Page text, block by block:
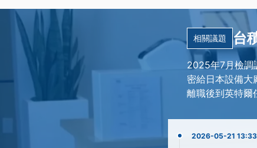
相關議題 台
2025年7月檢調
密給日本設備大
離職後到英特爾
2026-05-21